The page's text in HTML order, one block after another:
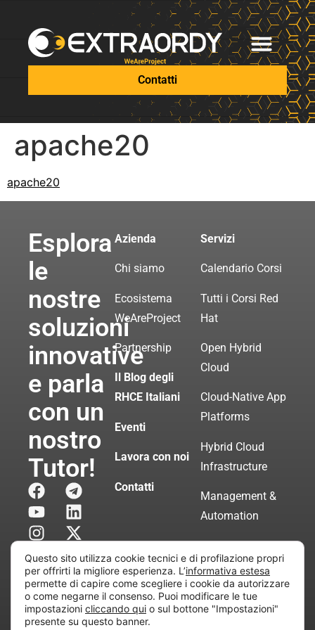
Contatti
apache20
apache20
Esplora
le
nostre
soluzioni
innovative
e parla
con un
nostro
Tutor!
Azienda
Chi siamo
Ecosistema
WeAreProject
Partnership
Il Blog degli
RHCE Italiani
Eventi
Lavora con noi
Contatti
Servizi
Calendario Corsi
Tutti i Corsi Red
Hat
Open Hybrid
Cloud
Cloud-Native App
Platforms
Hybrid Cloud
Infrastructure
Management &
Automation
Servizi di
Consulenza
Certificata
Questo sito utilizza cookie tecnici e di profilazione propri
per offrirti la migliore esperienza. L’informativa estesa
permette di capire come scegliere i cookie da autorizzare
o come negarne il consenso. Puoi modificare le tue
impostazioni cliccando qui o sul bottone "Impostazioni"
presente su questo banner.